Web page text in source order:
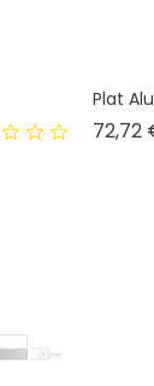
Plat
72,72